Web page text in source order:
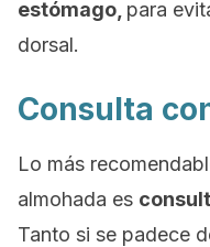
estómago, para
dorsal.
Consulta
Lo más
almohada es
Tanto si se padece